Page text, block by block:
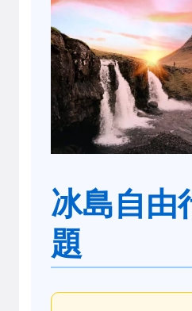
冰島自由
題